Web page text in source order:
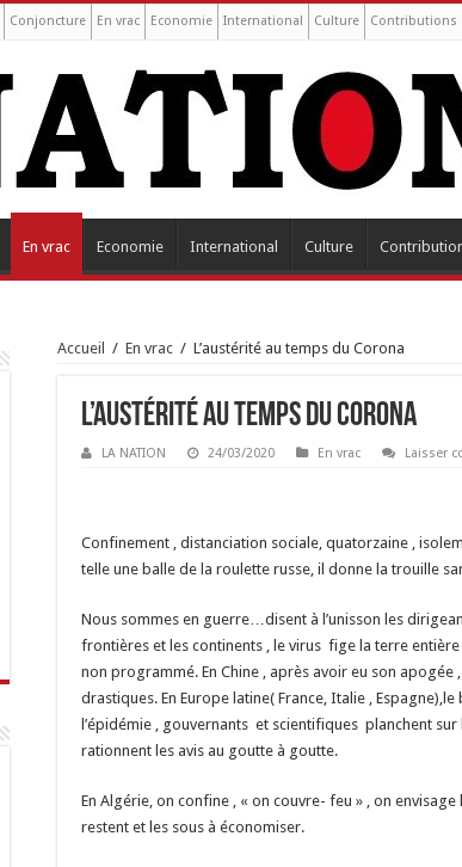
Conjoncture En vrac Economie International Culture Contributions
En vrac Economie International Culture
Accueil / En vrac / L’austérité au temps du Corona
L’austérité au temps du Corona
LA NATION 24/03/2020 En vrac Laisser
Confinement , distanciation sociale, quatorzaine ,
telle une balle de la roulette russe, il donne la trouille
Nous sommes en guerre…disent à l’unisson les
frontières et les continents , le virus fige la terre
non programmé. En Chine , après avoir eu son
drastiques. En Europe latine( France, Italie ,
l’épidémie , gouvernants et scientifiques planchent
rationnent les avis au goutte à goutte.
En Algérie, on confine , « on couvre- feu » , on
restent et les sous à économiser.